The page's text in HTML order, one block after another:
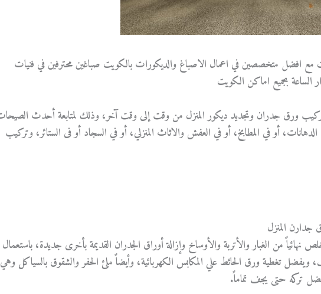
افضل متخصصين في اعمال الاصباغ والديكورات بالكويت صباغين محترفين في فنيات
الساعة بجميع اماكن الكويت
ورق جدران وتجديد ديكور المنزل من وقت إلى وقت آخر، وذلك لمتابعة أحدث
أو في المطابخ، أو في العفش والاثاث المنزلي، أو في السجاد أو فى الستائر، وتركيب
المنزل
من الغبار والأتربة والأوساخ وإزالة أوراق الجدران القديمة بأخرى جديدة، باستعمال
تغطية ورق الحائط علي المكابس الكهربائية، وأيضاً ملئ الحفر والشقوق بالسياكل وهي
تركه حتى يجف تماماً.